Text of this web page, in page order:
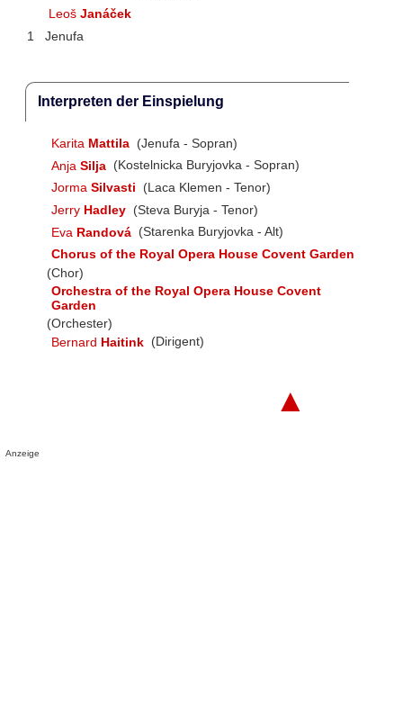
LeošJanáček
1
Jenufa
Interpreten der Einspielung
Karita Mattila (Jenufa - Sopran)
Anja Silja (Kostelnicka Buryjovka - Sopran)
Jorma Silvasti
(Laca Klemen - Tenor)
Jerry Hadley (Steva Buryja - Tenor)
Eva Randová (Starenka Buryjovka - Alt)
Chorus of the Royal Opera House Covent Garden
(Chor)
Orchestra of the Royal Opera House Covent
Garden
(Orchester)
Bernard Haitink (Dirigent)
▲
Anzeige